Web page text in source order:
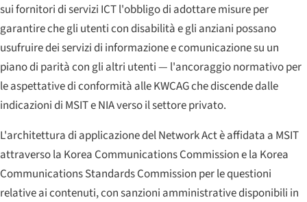
sui fornitori di servizi ICT l'obbligo di adottare misure per
garantire che gli utenti con disabilità e gli anziani possano
usufruire dei servizi di informazione e comunicazione su un
piano di parità con gli altri utenti — l'ancoraggio normativo per
le aspettative di conformità alle KWCAG che discende dalle
indicazioni di MSIT e NIA verso il settore privato.
L'architettura di applicazione del Network Act è affidata a MSIT
attraverso la Korea Communications Commission e la Korea
Communications Standards Commission per le questioni
relative ai contenuti, con sanzioni amministrative disponibili in